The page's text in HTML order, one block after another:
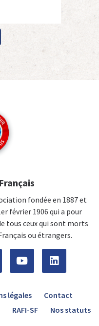
fondée en 1887 et
février 1906 qui a pour
tous ceux qui sont morts
ou étrangers.
légales
Contact
RAFI-SF Nos statuts